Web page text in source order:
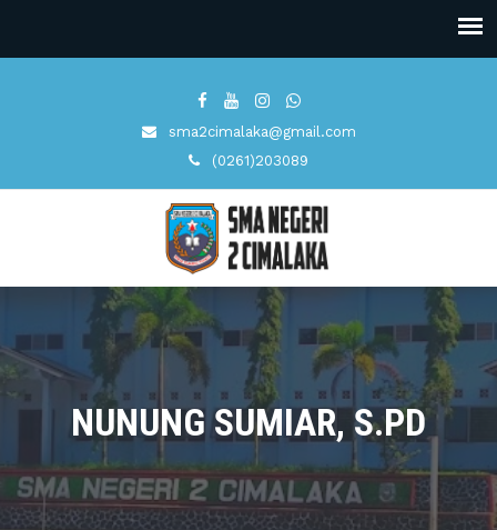
sma2cimalaka@gmail.com
(0261)203089
NUNUNG SUMIAR, S.PD